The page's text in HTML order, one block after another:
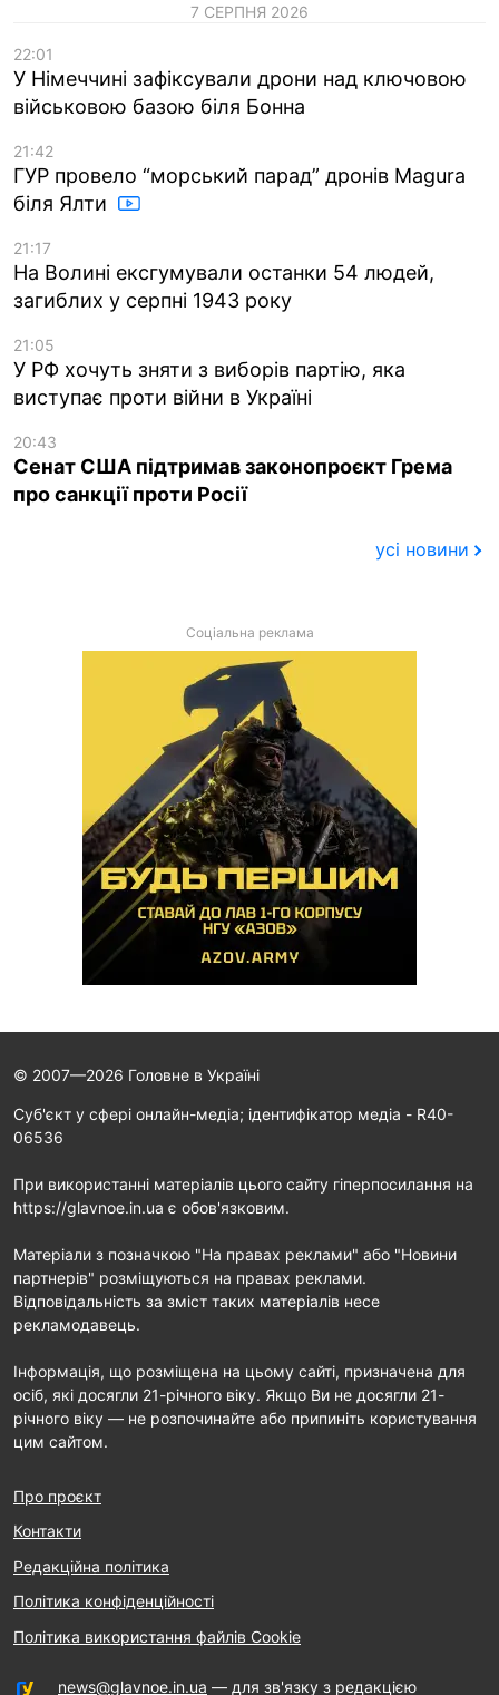
7 СЕРПНЯ 2026
22:01
У Німеччині зафіксували дрони над ключовою
військовою базою біля Бонна
21:42
ГУР провело “морський парад” дронів Magura
біля Ялти
21:17
На Волині ексгумували останки 54 людей,
загиблих у серпні 1943 року
21:05
У РФ хочуть зняти з виборів партію, яка
виступає проти війни в Україні
20:43
Сенат США підтримав законопроєкт Грема
про санкції проти Росії
усі новини
Соціальна реклама
© 2007—2026 Головне в Україні
Cуб'єкт у сфері онлайн-медіа; ідентифікатор медіа - R40-
06536
При використанні матеріалів цього сайту гіперпосилання на
https://glavnoe.in.ua є обов'язковим.
Матеріали з позначкою "На правах реклами" або "Новини
партнерів" розміщуються на правах реклами.
Відповідальність за зміст таких матеріалів несе
рекламодавець.
Інформація, що розміщена на цьому сайті, призначена для
осіб, які досягли 21-річного віку. Якщо Ви не досягли 21-
річного віку — не розпочинайте або припиніть користування
цим сайтом.
Про проєкт
Контакти
Редакційна політика
Політика конфіденційності
Політика використання файлів Cookie
news@glavnoe.in.ua — для зв'язку з редакцією